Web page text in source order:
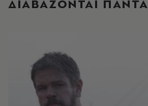
ΔΙΑΒΑΖΟΝΤΑΙ ΠΑΝΤΑ